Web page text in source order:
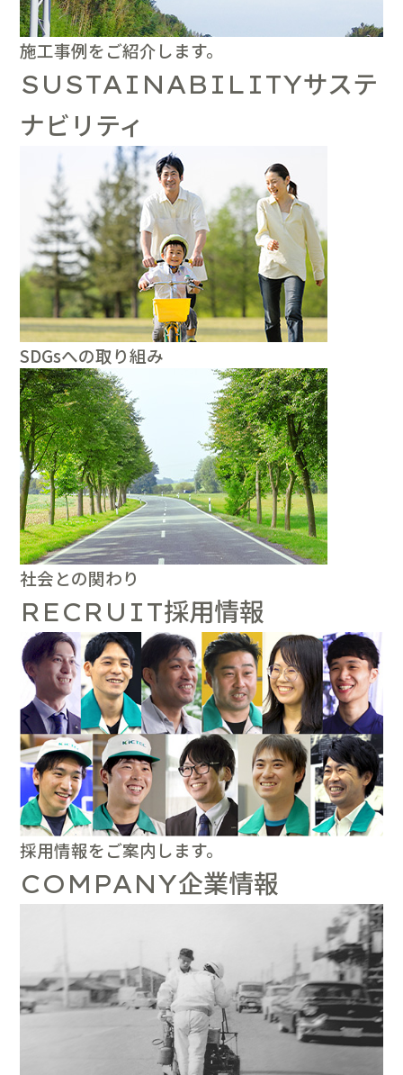
施工事例をご紹介します。
SUSTAINABILITYサステ
ナビリティ
SDGsへの取り組み
社会との関わり
RECRUIT採用情報
採用情報をご案内します。
COMPANY企業情報